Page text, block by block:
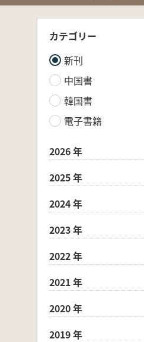
カテゴリー
新刊
中国書
韓国書
電子書籍
2026 年
2025 年
2024 年
2023 年
2022 年
2021 年
2020 年
2019 年